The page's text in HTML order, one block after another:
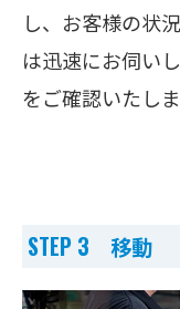
し、お客様の状
は迅速にお伺い
をご確認いたしま
STEP 3 移動